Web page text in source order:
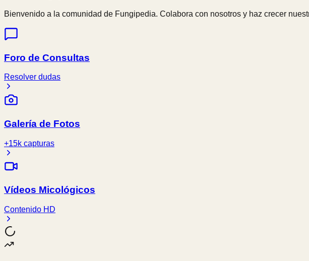
Bienvenido a la comunidad de Fungipedia. Colabora con nosotros y haz crecer
Foro de Consultas
Resolver dudas
Galería de Fotos
+15k capturas
Vídeos Micológicos
Contenido HD